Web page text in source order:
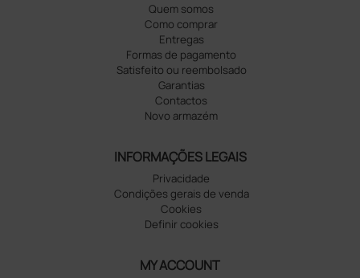
Quem somos
Como comprar
Entregas
Formas de pagamento
Satisfeito ou reembolsado
Garantias
Contactos
Novo armazém
INFORMAÇÕES LEGAIS
Privacidade
Condições gerais de venda
Cookies
Definir cookies
MY ACCOUNT